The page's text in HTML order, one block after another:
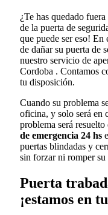
¿Te has quedado
de la puerta de
que puede ser eso! En
de dañar su puerta de
nuestro servicio de
Cordoba . Contamos
tu disposición.
Cuando su problema
oficina, y solo será en
problema será
de emergencia 24 hs
puertas blindadas y
sin forzar ni romper su
Puerta
¡estamos en